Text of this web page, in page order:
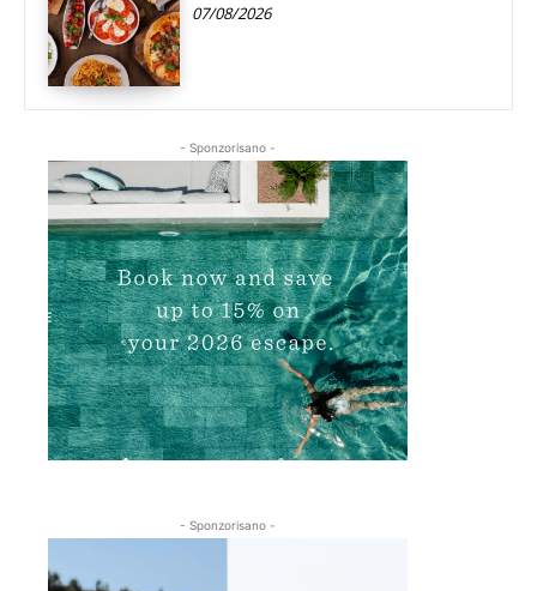
07/08/2026
- Sponzorisano -
- Sponzorisano -